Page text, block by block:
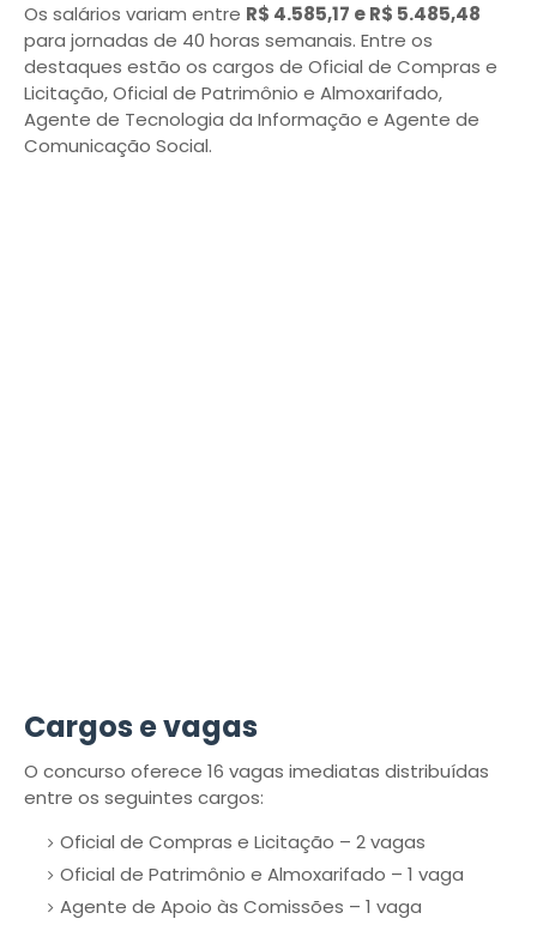
Os salários variam entre R$ 4.585,17 e R$ 5.485,48
para jornadas de 40 horas semanais. Entre os
destaques estão os cargos de Oficial de Compras e
Licitação, Oficial de Patrimônio e Almoxarifado,
Agente de Tecnologia da Informação e Agente de
Comunicação Social.
Cargos e vagas
O concurso oferece 16 vagas imediatas distribuídas
entre os seguintes cargos:
Oficial de Compras e Licitação – 2 vagas
Oficial de Patrimônio e Almoxarifado – 1 vaga
Agente de Apoio às Comissões – 1 vaga